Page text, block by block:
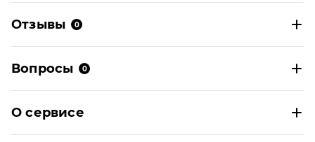
Отзывы 0
Вопросы 0
О сервисе